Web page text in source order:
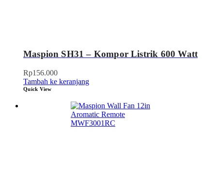
Maspion SH31 – Kompor Listrik 600 Watt
Rp156.000
Tambah ke keranjang
Quick View